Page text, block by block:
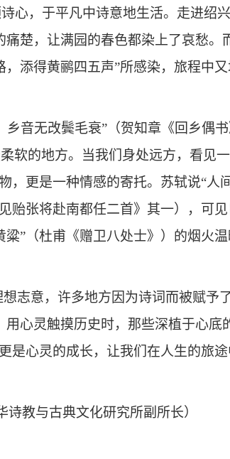
心，于平凡中诗意地生活。走进绍
楚，让满园的春色都染上了哀愁。
添得黄鹂四五声”所感染，旅程中
音无改鬓毛衰”（贺知章《回乡偶
软的地方。当我们身处远方，看见
，更是一种情感的寄托。苏轼说“人
贻张将赴南都任二首》其一），可
”（杜甫《赠卫八处士》）的烟火
志意，许多地方因为诗词而被赋予
心灵触摸历史时，那些深植于心底
心灵的成长，让我们在人生的旅途
教与古典文化研究所副所长）